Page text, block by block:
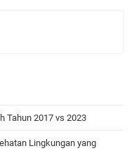
Tahun 2017 vs 2023
Lingkungan yang